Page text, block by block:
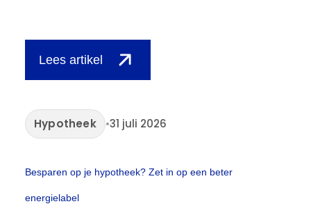
Lees artikel
Hypotheek •31 juli 2026
Besparen op je hypotheek? Zet in op een beter
energielabel